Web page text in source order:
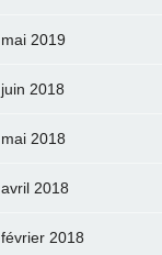
mai 2019
juin 2018
mai 2018
avril 2018
février 2018